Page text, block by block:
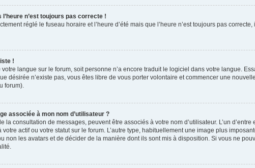
n’est toujours pas correcte !
réglé le fuseau horaire et l’heure d’été mais que l’heure n’est toujours pas
!
votre langue sur le forum, soit personne n’a encore traduit le logiciel dans votre langue.
désirée n’existe pas, vous êtes libre de vous porter volontaire et commencer une
forum).
associée à mon nom d’utilisateur ?
la consultation de messages, peuvent être associés à votre nom d’utilisateur. L’un
actif ou votre statut sur le forum. L’autre type, habituellement une image plus
non les avatars et de décider de la manière dont ils sont mis à disposition. Si vous ne